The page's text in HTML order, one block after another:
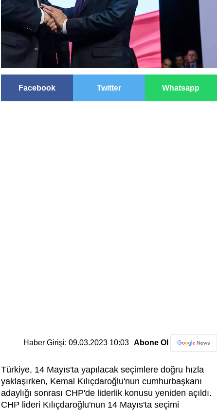
Facebook Twitter Whatsapp
Haber Girişi: 09.03.2023 10:03 Abone Ol
Türkiye, 14 Mayıs'ta yapılacak seçimlere doğru hızla
yaklaşırken, Kemal Kılıçdaroğlu'nun cumhurbaşkanı
adaylığı sonrası CHP'de liderlik konusu yeniden açıldı.
CHP lideri Kılıçdaroğlu'nun 14 Mayıs'ta seçimi